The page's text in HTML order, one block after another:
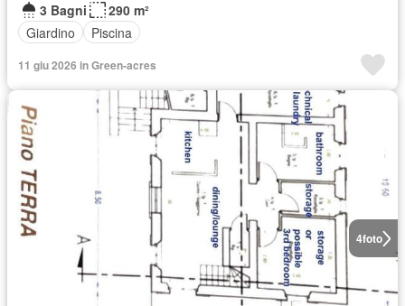
3 Bagni
290 m²
Giardino
Piscina
11 giu 2026 in Green-acres
4foto